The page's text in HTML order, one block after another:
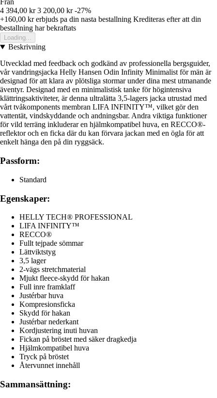
Från
4 394,00 kr 3 200,00 kr -27%
+160,00 krerbjuds pa din nasta bestallning Krediteras efter att din
bestallning har bekraftats
Loading...
Beskrivning
Utvecklad med feedback och godkänd av professionella bergsguider,
vår vandringsjacka Helly Hansen Odin Infinity Minimalist för män är
designad för att klara av plötsliga stormar under dina mest utmanande
äventyr. Designad med en minimalistisk tanke för högintensiva
klättringsaktiviteter, är denna ultralätta 3,5-lagers jacka utrustad med
vårt tvåkomponents membran LIFA INFINITY™, vilket gör den
vattentät, vindskyddande och andningsbar. Andra viktiga funktioner
för vild terräng inkluderar en hjälmkompatibel huva, en RECCO®-
reflektor och en ficka där du kan förvara jackan med en ögla för att
enkelt hänga den på din ryggsäck.
Passform:
Standard
Egenskaper:
HELLY TECH® PROFESSIONAL
LIFA INFINITY™
RECCO®
Fullt tejpade sömmar
Lättviktstyg
3,5 lager
2-vägs stretchmaterial
Mjukt fleece-skydd för hakan
Full inre framklaff
Justérbar huva
Kompresionsficka
Skydd för hakan
Justérbar nederkant
Kordjustering inuti huvan
Fickan på bröstet med säker dragkedja
Hjälmkompatibel huva
Tryck på bröstet
Återvunnet innehåll
Sammansättning: